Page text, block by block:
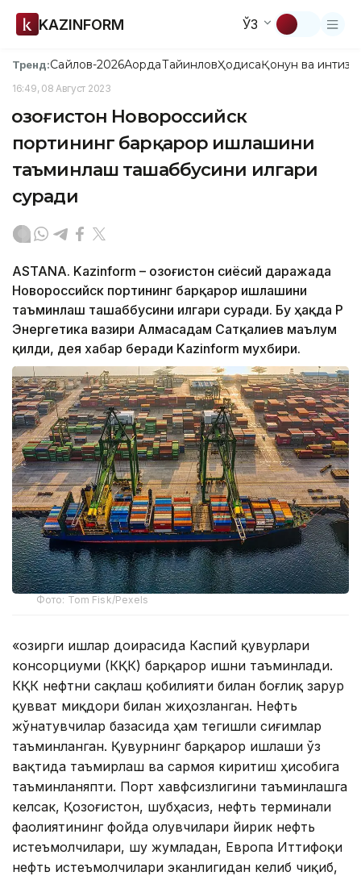
KAZINFORM ЎЗ
Тренд:Сайлов-2026АқордаТайинловҲодисаҚонун ва
16:49, 08 Август 2023
Қозоғистон Новороссийск
портининг барқарор ишлашини
таъминлаш ташаббусини илгари
суради
ASTANA. Kazinform – Қозоғистон сиёсий даражада
Новороссийск портининг барқарор ишлашини
таъминлаш ташаббусини илгари суради. Бу ҳақда ҚР
Энергетика вазири Алмасадам Сатқалиев маълум
қилди, дея хабар беради Kazinform мухбири.
Фото: Tom Fisk/Pexels
«Ҳозирги ишлар доирасида Каспий қувурлари
консорциуми (КҚК) барқарор ишни таъминлади.
КҚК нефтни сақлаш қобилияти билан боғлиқ зарур
қувват миқдори билан жиҳозланган. Нефть
жўнатувчилар базасида ҳам тегишли сиғимлар
таъминланган. Қувурнинг барқарор ишлаши ўз
вақтида таъмирлаш ва сармоя киритиш ҳисобига
таъминланяпти. Порт хавфсизлигини таъминлашга
келсак, Қозоғистон, шубҳасиз, нефть терминали
фаолиятининг фойда олувчилари йирик нефть
истеъмолчилари, шу жумладан, Европа Иттифоқи
нефть истеъмолчилари эканлигидан келиб чиқиб,